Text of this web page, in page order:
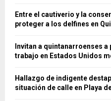
Entre el cautiverio y la
proteger a los delfines en
Invitan a quintanarroenses
trabajo en Estados Unidos
Hallazgo de indigente
situación de calle en Playa